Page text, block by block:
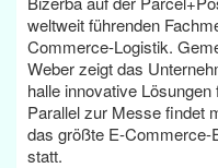
weltweit führenden
Commerce-Logistik.
Weber zeigt das
halle innovative
Parallel zur Messe findet
das größte E-Commerce-
statt.